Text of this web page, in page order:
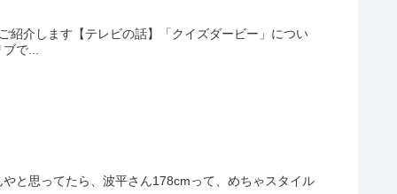
紹介します【テレビの話】「クイズダービー」につい
で...
と思ってたら、波平さん178cmって、めちゃスタイル